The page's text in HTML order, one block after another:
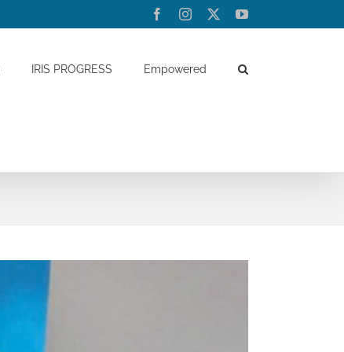
FacebookInstagram
TwitterYouTube
IRIS PROGRESS Empowered